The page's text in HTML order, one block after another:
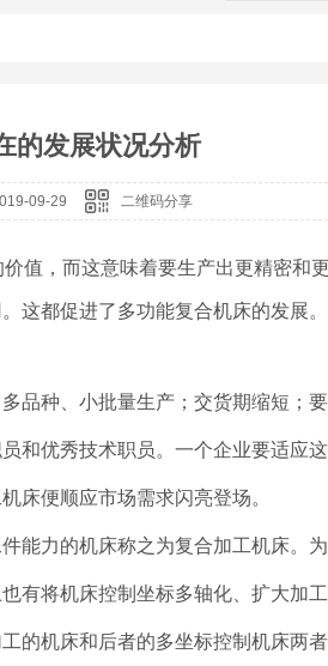
的发展状况分析
09-29 二维码分享
值，而这意味着要生产出更精密和
这都促进了多功能复合机床的发展。
品种、小批量生产；交货期缩短；
和优秀技术职员。一个企业要适应
床便顺应市场需求闪亮登场。
能力的机床称之为复合加工机床。
有将机床控制坐标多轴化、扩大加
的机床和后者的多坐标控制机床两